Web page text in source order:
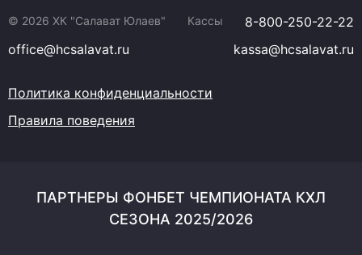
© 2026 ХК "Салават Юлаев" Кассы
8-800-250-22-22
office@hcsalavat.ru
kassa@hcsalavat.ru
Политика конфиденциальности
Правила поведения
ПАРТНЕРЫ ФОНБЕТ ЧЕМПИОНАТА КХЛ
СЕЗОНА 2025/2026